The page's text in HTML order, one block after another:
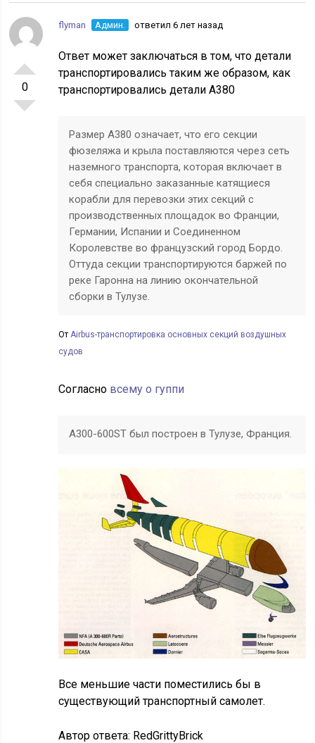
0
flyman Админ. ответил 6 лет назад
Ответ может заключаться в том, что детали
транспортировались таким же образом, как
транспортировались детали A380
Размер A380 означает, что его секции
фюзеляжа и крыла поставляются через сеть
наземного транспорта, которая включает в
себя специально заказанные катящиеся
корабли для перевозки этих секций с
производственных площадок во Франции,
Германии, Испании и Соединенном
Королевстве во французский город Бордо.
Оттуда секции транспортируются баржей по
реке Гаронна на линию окончательной
сборки в Тулузе.
ОтAirbus-транспортировка основных секций воздушных
судов
Согласно всему о гуппи
A300-600ST был построен в Тулузе, Франция.
Все меньшие части поместились бы в
существующий транспортный самолет.
Автор ответа: RedGrittyBrick